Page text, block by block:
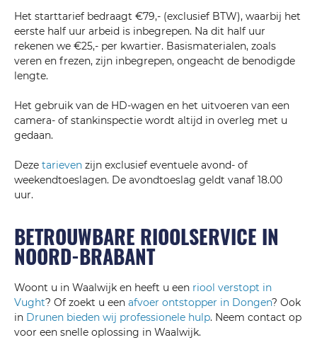
Het starttarief bedraagt €79,- (exclusief BTW), waarbij het
eerste half uur arbeid is inbegrepen. Na dit half uur
rekenen we €25,- per kwartier. Basismaterialen, zoals
veren en frezen, zijn inbegrepen, ongeacht de benodigde
lengte.
Het gebruik van de HD-wagen en het uitvoeren van een
camera- of stankinspectie wordt altijd in overleg met u
gedaan.
Deze tarieven zijn exclusief eventuele avond- of
weekendtoeslagen. De avondtoeslag geldt vanaf 18.00
uur.
BETROUWBARE RIOOLSERVICE IN
NOORD-BRABANT
Woont u in Waalwijk en heeft u een riool verstopt in
Vught? Of zoekt u een afvoer ontstopper in Dongen? Ook
in Drunen bieden wij professionele hulp. Neem contact op
voor een snelle oplossing in Waalwijk.